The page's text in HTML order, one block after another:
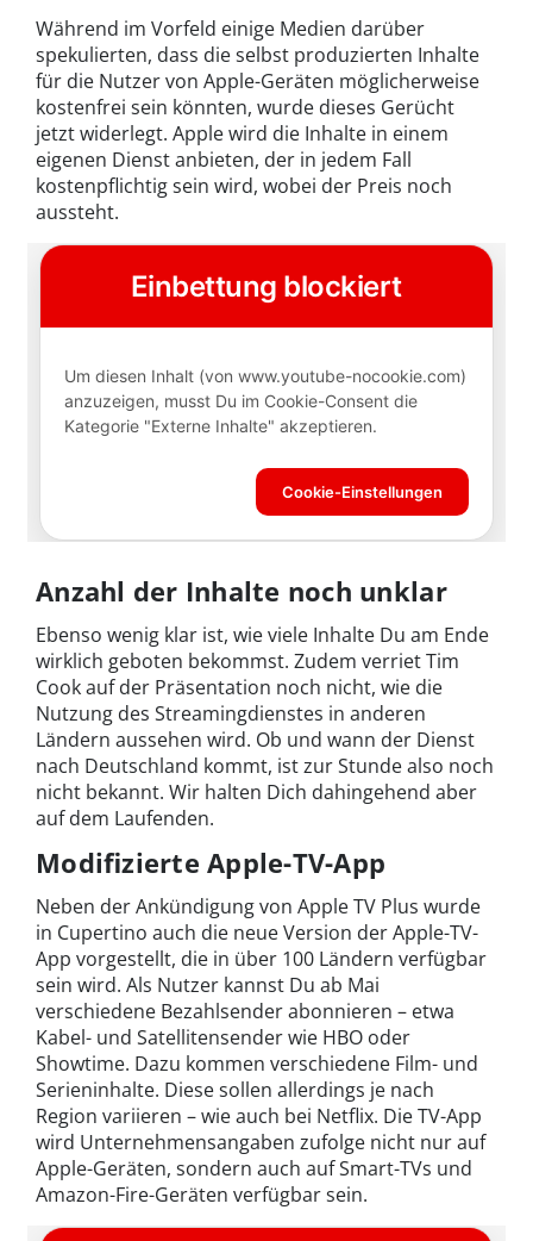
Während im Vorfeld einige Medien darüber
spekulierten, dass die selbst produzierten Inhalte
für die Nutzer von Apple-Geräten möglicherweise
kostenfrei sein könnten, wurde dieses Gerücht
jetzt widerlegt. Apple wird die Inhalte in einem
eigenen Dienst anbieten, der in jedem Fall
kostenpflichtig sein wird, wobei der Preis noch
aussteht.
Anzahl der Inhalte noch unklar
Ebenso wenig klar ist, wie viele Inhalte Du am Ende
wirklich geboten bekommst. Zudem verriet Tim
Cook auf der Präsentation noch nicht, wie die
Nutzung des Streamingdienstes in anderen
Ländern aussehen wird. Ob und wann der Dienst
nach Deutschland kommt, ist zur Stunde also noch
nicht bekannt. Wir halten Dich dahingehend aber
auf dem Laufenden.
Modifizierte Apple-TV-App
Neben der Ankündigung von Apple TV Plus wurde
in Cupertino auch die neue Version der Apple-TV-
App vorgestellt, die in über 100 Ländern verfügbar
sein wird. Als Nutzer kannst Du ab Mai
verschiedene Bezahlsender abonnieren – etwa
Kabel- und Satellitensender wie HBO oder
Showtime. Dazu kommen verschiedene Film- und
Serieninhalte. Diese sollen allerdings je nach
Region variieren – wie auch bei Netflix. Die TV-App
wird Unternehmensangaben zufolge nicht nur auf
Apple-Geräten, sondern auch auf Smart-TVs und
Amazon-Fire-Geräten verfügbar sein.